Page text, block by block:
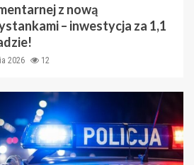
z nową
– inwestycja za 1,1
2026 12